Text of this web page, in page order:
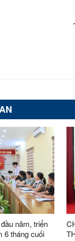
năm, triển
6 tháng cuối